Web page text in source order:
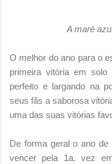
A maré
O melhor do ano para o
primeira vitória em
perfeito e largando na
seus fãs a saborosa
uma das suas vitórias
De forma geral o ano de
vencer pela 1a. vez